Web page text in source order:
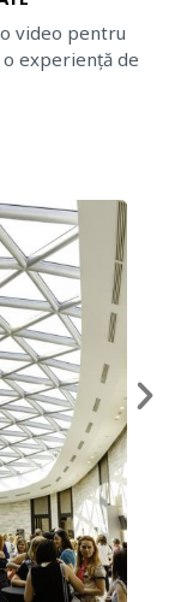
video pentru
experiență de